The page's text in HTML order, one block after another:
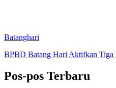
Batanghari
BPBD Batang Hari Aktifkan Tiga
Pos-pos Terbaru